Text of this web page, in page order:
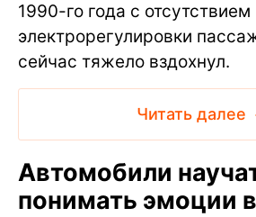
1990-го года с отсутствием
электрорегулировки
сейчас тяжело вздохнул.
Читать далее
Автомобили
понимать эмоции